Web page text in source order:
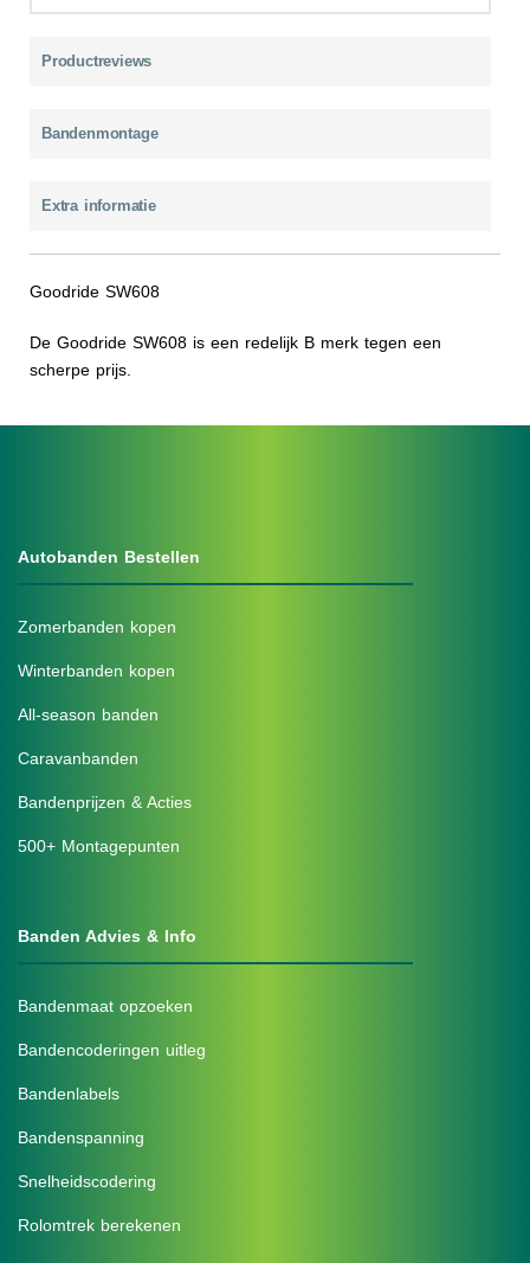
Productreviews
Bandenmontage
Extra informatie
Goodride SW608
De Goodride SW608 is een redelijk B merk tegen een
scherpe prijs.
Autobanden Bestellen
Zomerbanden kopen
Winterbanden kopen
All-season banden
Caravanbanden
Bandenprijzen & Acties
500+ Montagepunten
Banden Advies & Info
Bandenmaat opzoeken
Bandencoderingen uitleg
Bandenlabels
Bandenspanning
Snelheidscodering
Rolomtrek berekenen